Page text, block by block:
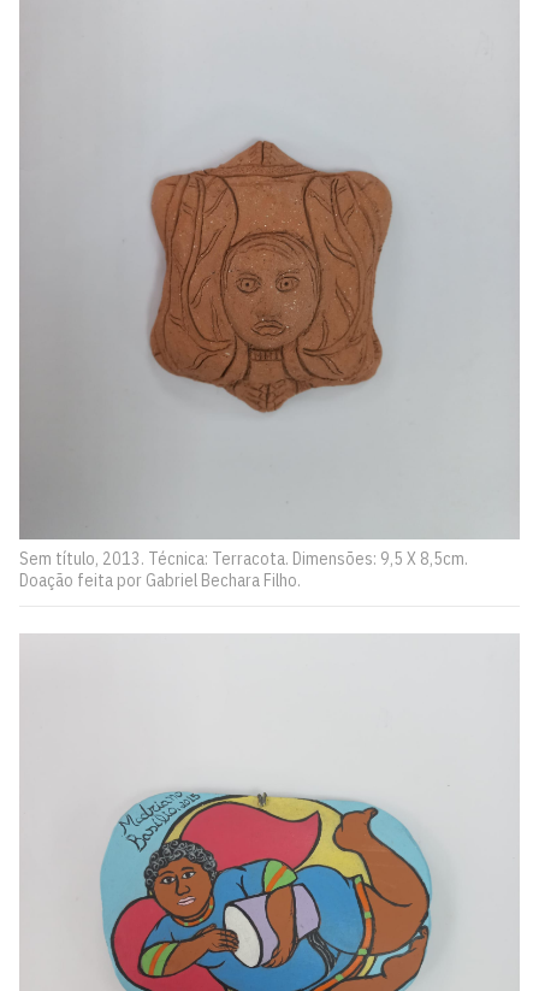
Sem título, 2013. Técnica: Terracota. Dimensões: 9,5 X 8,5cm.
Doação feita por Gabriel Bechara Filho.